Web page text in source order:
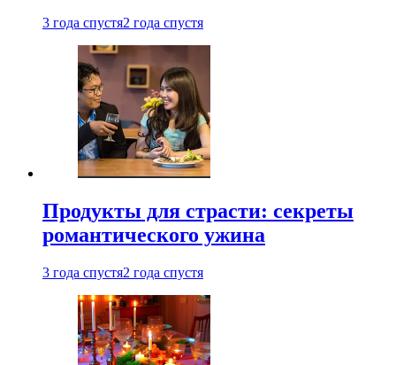
3 года спустя2 года спустя
Продукты для страсти: секреты
романтического ужина
3 года спустя2 года спустя